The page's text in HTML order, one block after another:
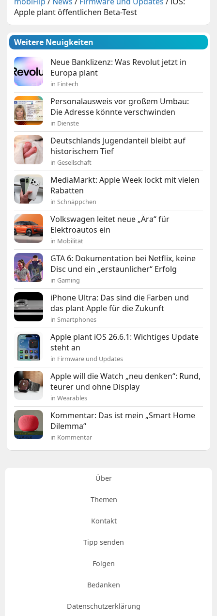
Apple plant öffentlichen Beta-Test
Weitere Neuigkeiten
Neue Banklizenz: Was Revolut jetzt in
Europa plant
in Fintech
Personalausweis vor großem Umbau:
Die Adresse könnte verschwinden
in Dienste
Deutschlands Jugendanteil bleibt auf
historischem Tief
in Gesellschaft
MediaMarkt: Apple Week lockt mit vielen
Rabatten
in Schnäppchen
Volkswagen leitet neue „Ära“ für
Elektroautos ein
in Mobilität
GTA 6: Dokumentation bei Netflix, keine
Disc und ein „erstaunlicher“ Erfolg
in Gaming
iPhone Ultra: Das sind die Farben und
das plant Apple für die Zukunft
in Smartphones
Apple plant iOS 26.6.1: Wichtiges Update
steht an
in Firmware und Updates
Apple will die Watch „neu denken“: Rund,
teurer und ohne Display
in Wearables
Kommentar: Das ist mein „Smart Home
Dilemma“
in Kommentar
Über
Themen
Kontakt
Tipp senden
Folgen
Bedanken
Datenschutzerklärung